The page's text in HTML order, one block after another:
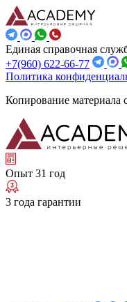
Единая справочная
+7(960) 622-66-77
Политика
Копирование материала
Опыт 31 год
3 года гарантии